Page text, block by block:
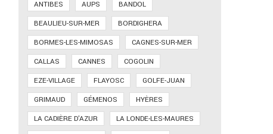
ANTIBES AUPS
BANDOL
BEAULIEU-SUR-MER
BORDIGHERA
BORMES-LES-MIMOSAS
CAGNES-SUR-MER
CALLAS
CANNES
COGOLIN
EZE-VILLAGE
FLAYOSC
GOLFE-JUAN
GRIMAUD
GÉMENOS
HYÈRES
LA CADIÈRE D'AZUR
LA LONDE-LES-MAURES